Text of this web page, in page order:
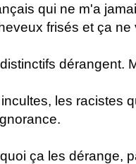
qui ne m'a
frisés et ça
dérangent.
les racistes
ça les dérange,